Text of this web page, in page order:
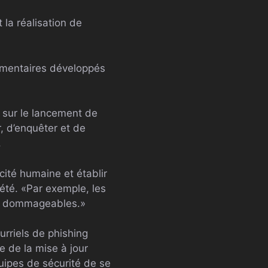
la réalisation de
développés
le lancement de
et de
humaine et établir
«Par exemple, les
de phishing
de la mise à jour
de sécurité de se